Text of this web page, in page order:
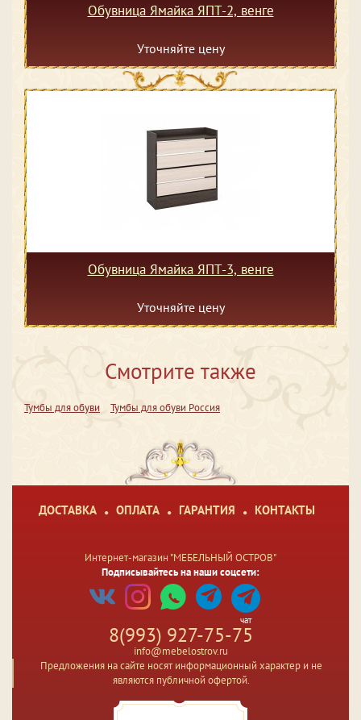
Обувница Ямайка ЯПТ-2, венге
Уточняйте цену
Обувница Ямайка ЯПТ-3, венге
Уточняйте цену
Смотрите также
Тумбы для обуви Тумбы для обуви Россия
ДОСТАВКА ОПЛАТА ГАРАНТИЯ КОНТАКТЫ
Интернет-магазин "МЕБЕЛЬНЫЙ ОСТРОВ"
Подписывайтесь на наши соцсети:
чат
8(993) 927-75-75
info@mebelostrov.ru
Предложения на сайте носят информационный характер и не
являются публичной офертой.